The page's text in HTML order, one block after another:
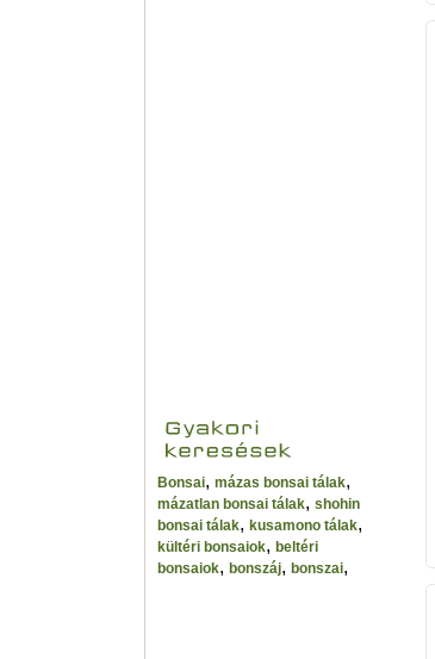
Bonsai, mázas bonsai tálak,
mázatlan bonsai tálak, shohin
bonsai tálak, kusamono tálak,
kültéri bonsaiok, beltéri
bonsaiok, bonszáj, bonszai,